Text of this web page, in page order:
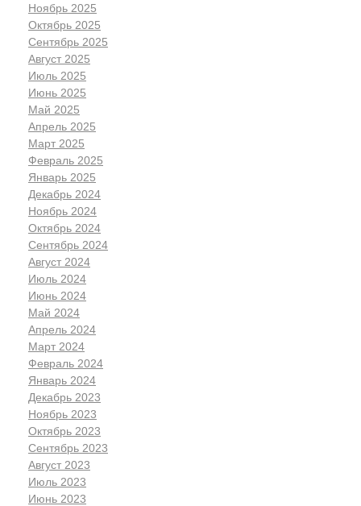
Ноябрь 2025
Октябрь 2025
Сентябрь 2025
Август 2025
Июль 2025
Июнь 2025
Май 2025
Апрель 2025
Март 2025
Февраль 2025
Январь 2025
Декабрь 2024
Ноябрь 2024
Октябрь 2024
Сентябрь 2024
Август 2024
Июль 2024
Июнь 2024
Май 2024
Апрель 2024
Март 2024
Февраль 2024
Январь 2024
Декабрь 2023
Ноябрь 2023
Октябрь 2023
Сентябрь 2023
Август 2023
Июль 2023
Июнь 2023